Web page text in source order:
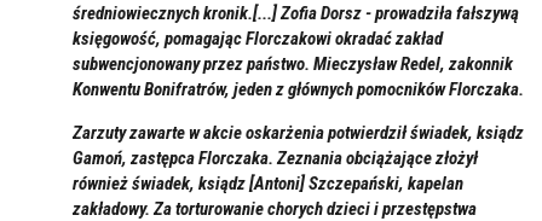
średniowiecznych kronik.[...] Zofia Dorsz - prowadziła fałszywą
księgowość, pomagając Florczakowi okradać zakład
subwencjonowany przez państwo. Mieczysław Redel, zakonnik
Konwentu Bonifratrów, jeden z głównych pomocników Florczaka.
Zarzuty zawarte w akcie oskarżenia potwierdził świadek, ksiądz
Gamoń, zastępca Florczaka. Zeznania obciążające złożył
również świadek, ksiądz [Antoni] Szczepański, kapelan
zakładowy. Za torturowanie chorych dzieci i przestępstwa